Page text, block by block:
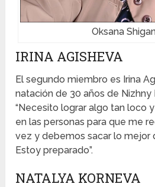
Oksana
IRINA AGISHEVA
El segundo miembro es Irina
natación de 30 años de Nizhny
“Necesito lograr algo tan loco
en las personas para que me
vez y debemos sacar lo mejor
Estoy preparado”.
NATALYA KORNEVA